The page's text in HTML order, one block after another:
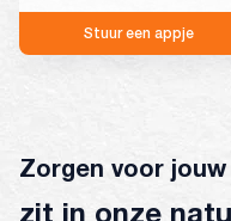
Stuur een appje
Zorgen voor
zit in onze